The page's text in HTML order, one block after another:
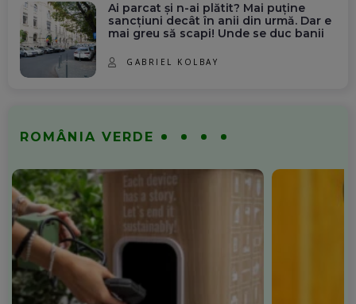
Ai parcat și n-ai plătit? Mai puține
sancțiuni decât în anii din urmă. Dar e
mai greu să scapi! Unde se duc banii
GABRIEL KOLBAY
ROMÂNIA VERDE